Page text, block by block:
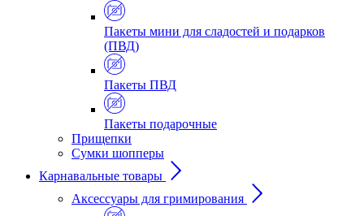
Пакеты мини для сладостей и подарков
(ПВД)
Пакеты ПВД
Пакеты подарочные
Прищепки
Сумки шопперы
Карнавальные товары
Аксессуары для гримирования